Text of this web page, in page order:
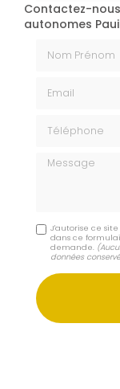
Contactez-
autonomes
Message
J'autorise ce
dans ce
demande.
données